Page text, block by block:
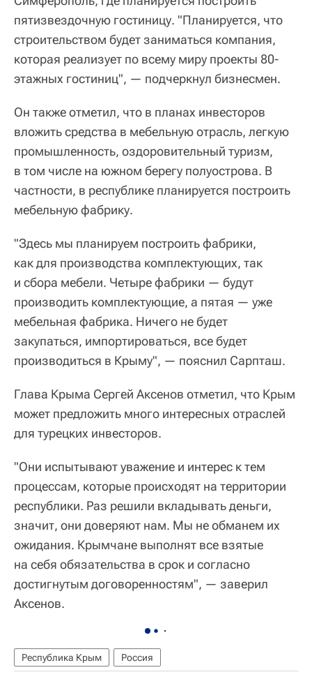
пятизвездочную гостиницу. "Планируется, что
строительством будет заниматься компания,
которая реализует по всему миру проекты 80-
этажных гостиниц", — подчеркнул бизнесмен.
Он также отметил, что в планах инвесторов
вложить средства в мебельную отрасль, легкую
промышленность, оздоровительный туризм,
в том числе на южном берегу полуострова. В
частности, в республике планируется построить
мебельную фабрику.
"Здесь мы планируем построить фабрики,
как для производства комплектующих, так
и сбора мебели. Четыре фабрики — будут
производить комплектующие, а пятая — уже
мебельная фабрика. Ничего не будет
закупаться, импортироваться, все будет
производиться в Крыму", — пояснил Сарпташ.
Глава Крыма Сергей Аксенов отметил, что Крым
может предложить много интересных отраслей
для турецких инвесторов.
"Они испытывают уважение и интерес к тем
процессам, которые происходят на территории
республики. Раз решили вкладывать деньги,
значит, они доверяют нам. Мы не обманем их
ожидания. Крымчане выполнят все взятые
на себя обязательства в срок и согласно
достигнутым договоренностям", — заверил
Аксенов.
Республика Крым Россия